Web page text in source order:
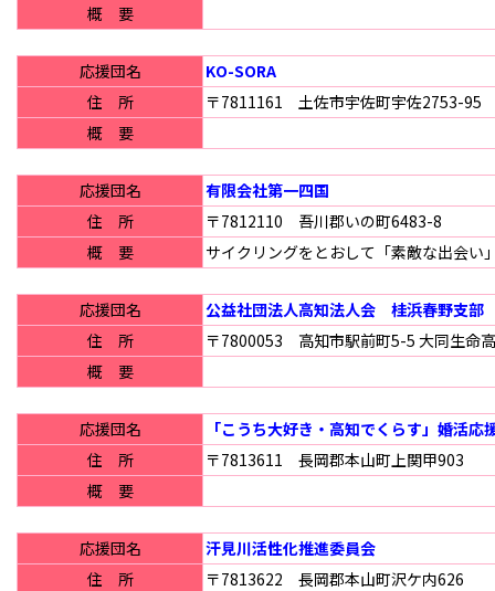
概 要
応援団名
KO-SORA
住 所
〒7811161 土佐市宇佐町宇佐2753-95
概 要
応援団名
有限会社第一四国
住 所
〒7812110 吾川郡いの町6483-8
概 要
サイクリングをとおして「素敵な出会い
応援団名
公益社団法人高知法人会 桂浜春野支部
住 所
〒7800053 高知市駅前町5-5 大同生命
概 要
応援団名
「こうち大好き・高知でくらす」婚活応
住 所
〒7813611 長岡郡本山町上関甲903
概 要
応援団名
汗見川活性化推進委員会
住 所
〒7813622 長岡郡本山町沢ケ内626